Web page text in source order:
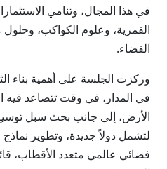
في هذا المجال، وتنامي
القمرية، وعلوم الكواكب، وحلول
الفضاء.
وركزت الجلسة على أهمية بناء
في المدار، في وقت تتصاعد فيه
الأرض، إلى جانب بحث سبل توسيع
لتشمل دولاً جديدة، وتطوير
فضائي عالمي متعدد الأقطاب،